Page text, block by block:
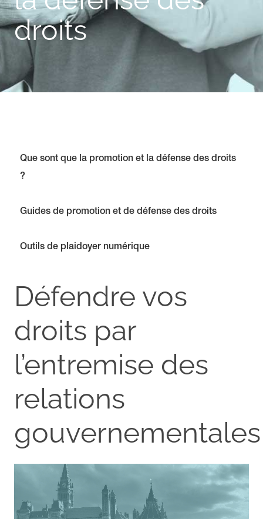
droits
Que sont que la promotion et la défense des droits
?
Guides de promotion et de défense des droits
Outils de plaidoyer numérique
Défendre vos
droits par
l’entremise des
relations
gouvernementales